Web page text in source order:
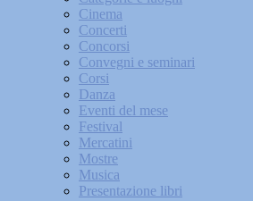
Cinema
Concerti
Concorsi
Convegni e seminari
Corsi
Danza
Eventi del mese
Festival
Mercatini
Mostre
Musica
Presentazione libri